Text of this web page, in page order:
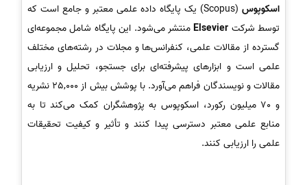
اسکوپوس
(Scopus) یک پایگاه داده علمی معتبر و جامع است که
توسط شرکت Elsevierمنتشر می‌شود. این پایگاه شامل مجموعه‌ای
گسترده از مقالات علمی، کنفرانس‌ها و مجلات در رشته‌های مختلف
علمی است و ابزارهای پیشرفته‌ای برای جستجو، تحلیل و ارزیابی
مقالات و نویسندگان فراهم می‌آورد. با پوشش بیش از 25,000 نشریه
و 70 میلیون رکورد، اسکوپوس به پژوهشگران کمک می‌کند تا به
منابع علمی معتبر دسترسی پیدا کنند و تأثیر و کیفیت تحقیقات
علمی را ارزیابی کنند.